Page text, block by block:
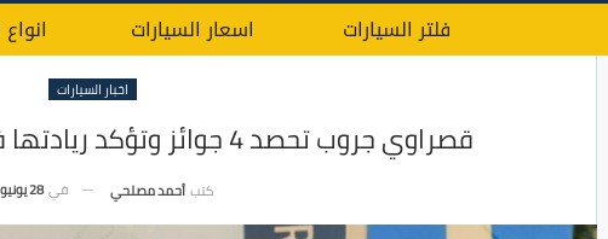
فلتر السيارات اسعار السيارات
اخبار السيارات
قصراوي جروب تحصد 4 جوائز وتؤكد ريادتها في سوق السيارات المصري
كتب أحمد مصلحي في 28 يونيو 2026